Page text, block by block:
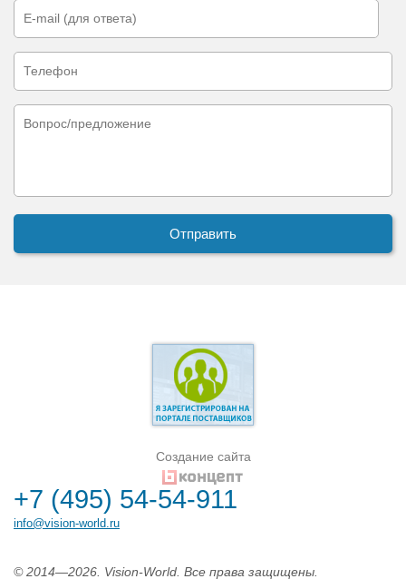
Создание сайта
+7 (495) 54-54-911
info@vision-world.ru
© 2014—2026. Vision-World. Все права защищены.